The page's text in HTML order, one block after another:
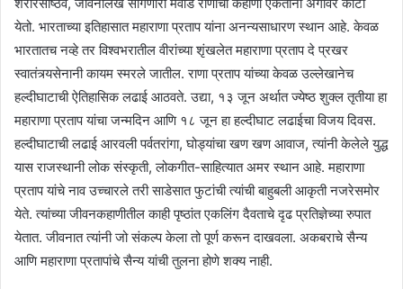
येतो. भारताच्या इतिहासात महाराणा प्रताप यांना अनन्यसाधारण स्थान आहे. केवळ
भारतातच नव्हे तर विश्वभरातील वीरांच्या शृंखलेत महाराणा प्रताप दे प्रखर
स्वातंत्र्यसेनानी कायम स्मरले जातील. राणा प्रताप यांच्या केवळ उल्लेखानेच
हल्दीघाटाची ऐतिहासिक लढाई आठवते. उद्या, १३ जून अर्थात ज्येष्ठ शुक्ल तृतीया हा
महाराणा प्रताप यांचा जन्मदिन आणि १८ जून हा हल्दीघाट लढाईचा विजय दिवस.
हल्दीघाटाची लढाई आरवली पर्वतरांगा, घोड्यांचा खण खण आवाज, त्यांनी केलेले युद्ध
यास राजस्थानी लोक संस्कृती, लोकगीत-साहित्यात अमर स्थान आहे. महाराणा
प्रताप यांचे नाव उच्चारले तरी साडेसात फुटांची त्यांची बाहुबली आकृती नजरेसमोर
येते. त्यांच्या जीवनकहाणीतील काही पृष्ठांत एकलिंग दैवताचे दृढ प्रतिज्ञेच्या रुपात
येतात. जीवनात त्यांनी जो संकल्प केला तो पूर्ण करून दाखवला. अकबराचे सैन्य
आणि महाराणा प्रतापांचे सैन्य यांची तुलना होणे शक्य नाही.